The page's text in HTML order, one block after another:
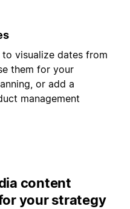
visualize dates from
them for your
or add a
management
content
your strategy